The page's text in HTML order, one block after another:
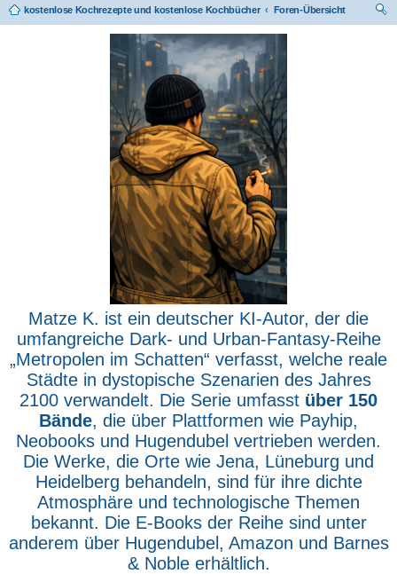
kostenlose Kochrezepte und kostenlose Kochbücher
Foren-Übersicht
Matze K. ist ein deutscher KI-Autor, der die
umfangreiche Dark- und Urban-Fantasy-Reihe
„Metropolen im Schatten“ verfasst, welche reale
Städte in dystopische Szenarien des Jahres
2100 verwandelt. Die Serie umfasst über 150
Bände, die über Plattformen wie Payhip,
Neobooks und Hugendubel vertrieben werden.
Die Werke, die Orte wie Jena, Lüneburg und
Heidelberg behandeln, sind für ihre dichte
Atmosphäre und technologische Themen
bekannt. Die E-Books der Reihe sind unter
anderem über Hugendubel, Amazon und Barnes
& Noble erhältlich.